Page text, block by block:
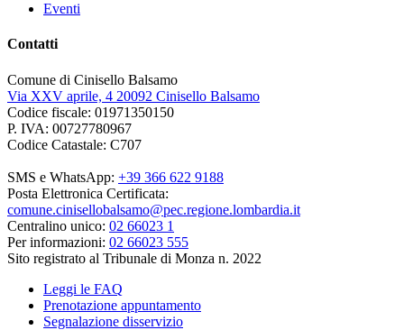
Eventi
Contatti
Comune di Cinisello Balsamo
Via XXV aprile, 4 20092 Cinisello Balsamo
Codice fiscale: 01971350150
P. IVA: 00727780967
Codice Catastale: C707
SMS e WhatsApp: +39 366 622 9188
Posta Elettronica Certificata:
comune.cinisellobalsamo@pec.regione.lombardia.it
Centralino unico: 02 66023 1
Per informazioni: 02 66023 555
Sito registrato al Tribunale di Monza n. 2022
Leggi le FAQ
Prenotazione appuntamento
Segnalazione disservizio